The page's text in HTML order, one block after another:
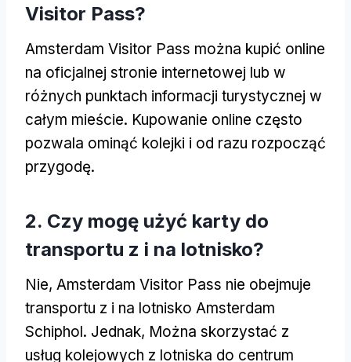
Visitor Pass?
Amsterdam Visitor Pass można kupić online
na oficjalnej stronie internetowej lub w
różnych punktach informacji turystycznej w
całym mieście. Kupowanie online często
pozwala ominąć kolejki i od razu rozpocząć
przygodę.
2. Czy mogę użyć karty do
transportu z i na lotnisko?
Nie, Amsterdam Visitor Pass nie obejmuje
transportu z i na lotnisko Amsterdam
Schiphol. Jednak, Można skorzystać z
usług kolejowych z lotniska do centrum